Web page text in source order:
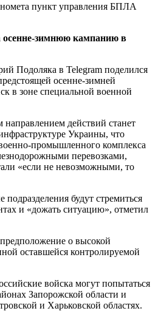
пункт управления БПЛА
осенне-зимнюю кампанию в
Подоляка в Telegram поделился
осенне-зимней
в зоне специальной военной
действий станет
Украины, что
промышленного комплекса
перевозками,
«если не невозможными, то
будут стремиться
и «дожать ситуацию», отметил
о высокой
оставшейся контролируемой
войска могут попытаться
Запорожской области и
и Харьковской областях.